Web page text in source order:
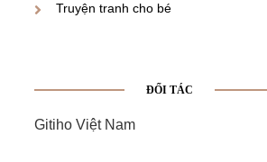
Truyện tranh cho bé
ĐỐI TÁC
Gitiho Việt Nam